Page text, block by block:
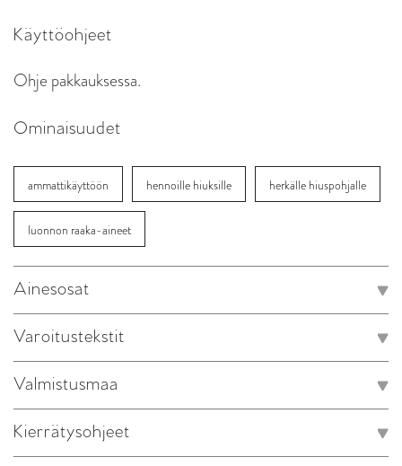
Käyttöohjeet
Ohje pakkauksessa.
Ominaisuudet
ammattikäyttöön hennoille hiuksille herkälle hiuspohjalle
luonnon raaka-aineet
Ainesosat
Varoitustekstit
Valmistusmaa
Kierrätysohjeet